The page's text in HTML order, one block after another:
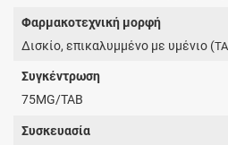
Φαρμακοτεχνική μορφή
Δισκίο, επικαλυμμένο με υμένιο (
Συγκέντρωση
75MG/TAB
Συσκευασία